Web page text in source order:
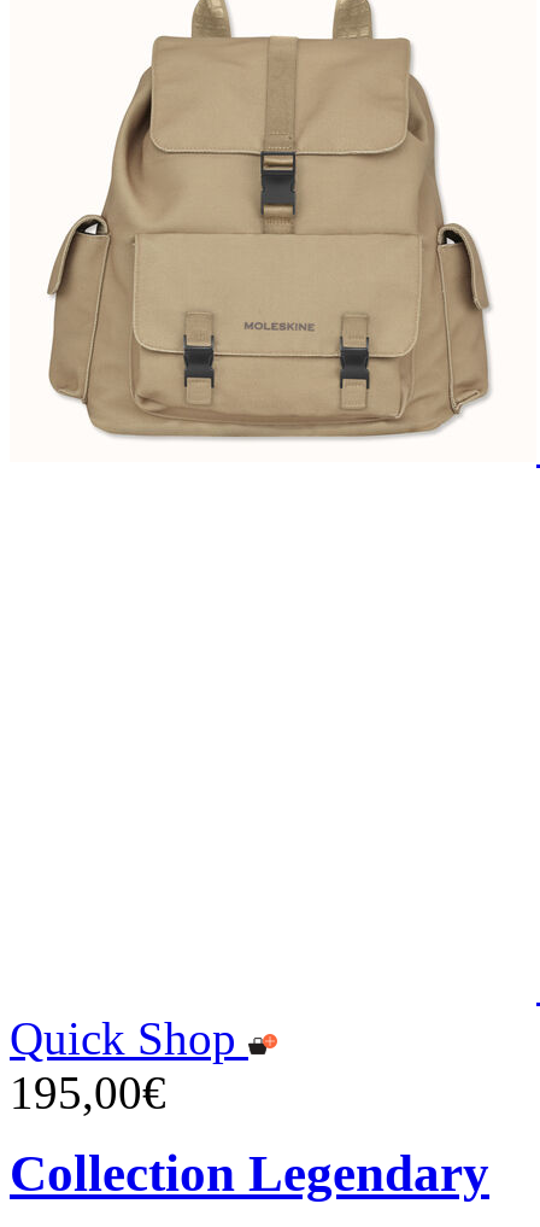
Quick Shop
195,00€
Collection Legendary